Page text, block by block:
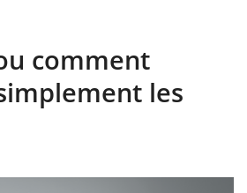
comment
les